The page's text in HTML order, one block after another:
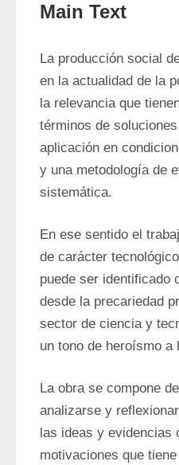
Main Text
La producción social
en la actualidad de la
la relevancia que
términos de
aplicación en
y una metodología de
sistemática.
En ese sentido el
de carácter
puede ser identificado
desde la precariedad
sector de ciencia y
un tono de heroísmo
La obra se compone
analizarse y
las ideas y evidencias
motivaciones que